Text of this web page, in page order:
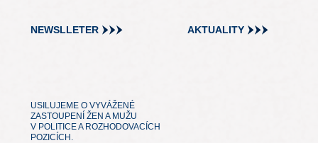
NEWSLLETER AKTUALITY
USILUJEME O VYVÁŽENÉ
ZASTOUPENÍ ŽEN A MUŽU
V POLITICE A ROZHODOVACÍCH
POZICÍCH.